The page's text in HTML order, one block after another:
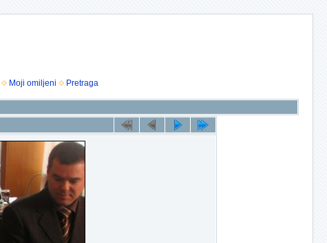
Moji omiljeni Pretraga